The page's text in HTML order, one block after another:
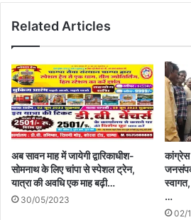
Related Articles
अब सावन माह में जायेगी द्वारिकाधीश-
सोमनाथ के लिए चांपा से स्पेशल ट्रेन,
यात्रा की अवधि एक माह बढ़ी…
30/05/2023
कांग्रेस
…
02/